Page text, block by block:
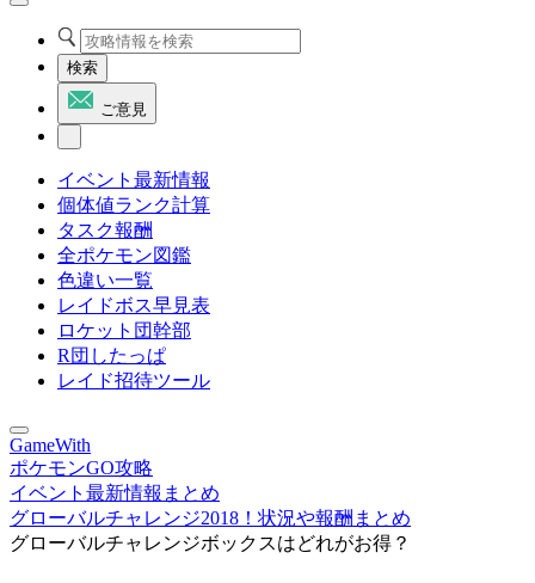
検索
ご意見
イベント最新情報
個体値ランク計算
タスク報酬
全ポケモン図鑑
色違い一覧
レイドボス早見表
ロケット団幹部
R団したっぱ
レイド招待ツール
GameWith
ポケモンGO攻略
イベント最新情報まとめ
グローバルチャレンジ2018！状況や報酬まとめ
グローバルチャレンジボックスはどれがお得？